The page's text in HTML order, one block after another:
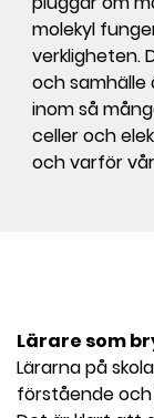
molekyl
verkligheten.
och samhälle
inom så
celler och
och varför
Lärare som
Lärarna på
förstående